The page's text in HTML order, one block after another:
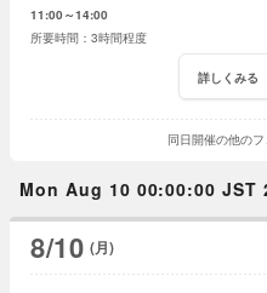
11:00～14:00
3時間程度
詳しくみる
同日開催の他の
Mon Aug 10 00:00:00 JST
8/10 (月)